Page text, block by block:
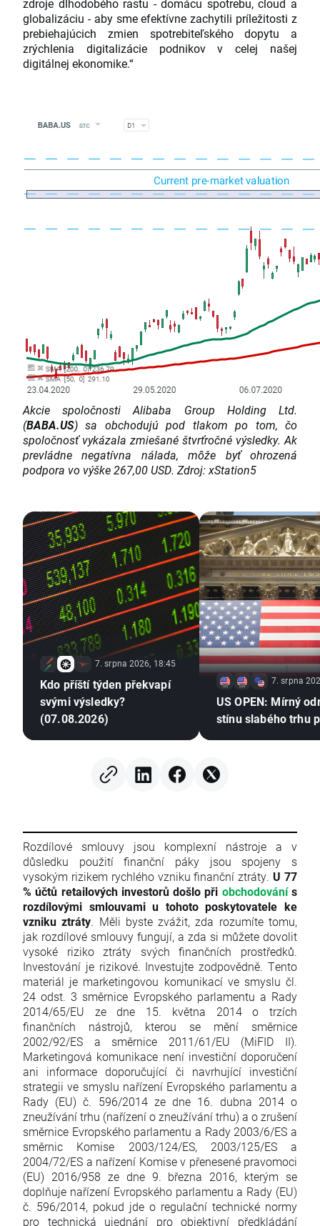
zdroje dlhodobého rastu - domácu spotrebu, cloud a
globalizáciu - aby sme efektívne zachytili príležitosti z
prebiehajúcich zmien spotrebiteľského dopytu a
zrýchlenia digitalizácie podnikov v celej našej
digitálnej ekonomike.“
Akcie spoločnosti Alibaba Group Holding Ltd.
(BABA.US) sa obchodujú pod tlakom po tom, čo
spoločnosť vykázala zmiešané štvrťročné výsledky. Ak
prevládne negatívna nálada, môže byť ohrozená
podpora vo výške 267,00 USD. Zdroj: xStation5
7. srpna 2026, 18:45
Kdo příští týden překvapí
svými výsledky?
(07.08.2026)
7. srpna
US OPEN: Mírný
stínu slabého trhu
Rozdílové smlouvy jsou komplexní nástroje a v
důsledku použití finanční páky jsou spojeny s
vysokým rizikem rychlého vzniku finanční ztráty. U 77
% účtů retailových investorů došlo při obchodovánís
rozdílovými smlouvami u tohoto poskytovatele ke
vzniku ztráty. Měli byste zvážit, zda rozumíte tomu,
jak rozdílové smlouvy fungují, a zda si můžete dovolit
vysoké riziko ztráty svých finančních prostředků.
Investování je rizikové. Investujte zodpovědně. Tento
materiál je marketingovou komunikací ve smyslu čl.
24 odst. 3 směrnice Evropského parlamentu a Rady
2014/65/EU ze dne 15. května 2014 o trzích
finančních nástrojů, kterou se mění směrnice
2002/92/ES a směrnice 2011/61/EU (MiFID II).
Marketingová komunikace není investiční doporučení
ani informace doporučující či navrhující investiční
strategii ve smyslu nařízení Evropského parlamentu a
Rady (EU) č. 596/2014 ze dne 16. dubna 2014 o
zneužívání trhu (nařízení o zneužívání trhu) a o zrušení
směrnice Evropského parlamentu a Rady 2003/6/ES a
směrnic Komise 2003/124/ES, 2003/125/ES a
2004/72/ES a nařízení Komise v přenesené pravomoci
(EU) 2016/958 ze dne 9. března 2016, kterým se
doplňuje nařízení Evropského parlamentu a Rady (EU)
č. 596/2014, pokud jde o regulační technické normy
pro technická ujednání pro objektivní předkládání